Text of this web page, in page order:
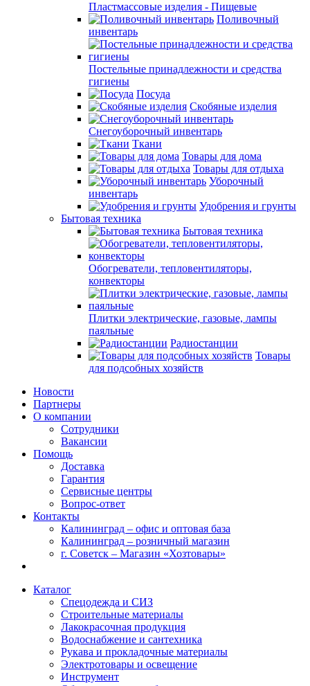
Пластмассовые изделия - Пищевые
Поливочный
инвентарь
Постельные принадлежности и средства
гигиены
Посуда
Скобяные изделия
Снегоуборочный инвентарь
Ткани
Товары для дома
Товары для отдыха
Уборочный
инвентарь
Удобрения и грунты
Бытовая техника
Бытовая техника
Обогреватели, тепловентиляторы,
конвекторы
Плитки электрические, газовые, лампы
паяльные
Радиостанции
Товары
для подсобных хозяйств
Новости
Партнеры
О компании
Сотрудники
Вакансии
Помощь
Доставка
Гарантия
Сервисные центры
Вопрос-ответ
Контакты
Калининград – офис и оптовая база
Калининград – розничный магазин
г. Советск – Магазин «Хозтовары»
Каталог
Спецодежда и СИЗ
Строительные материалы
Лакокрасочная продукция
Водоснабжение и сантехника
Рукава и прокладочные материалы
Электротовары и освещение
Инструмент